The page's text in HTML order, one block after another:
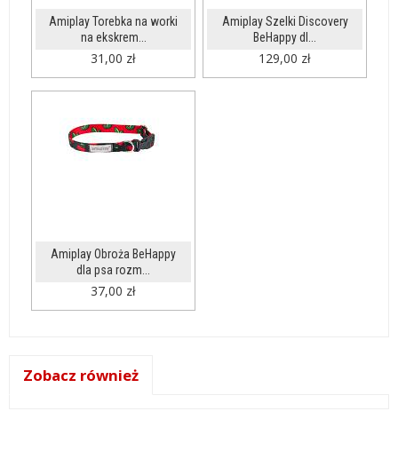
Amiplay Torebka na worki
na ekskrem...
31,00 zł
Amiplay Szelki Discovery
BeHappy dl...
129,00 zł
Amiplay Obroża BeHappy
dla psa rozm...
37,00 zł
Zobacz również